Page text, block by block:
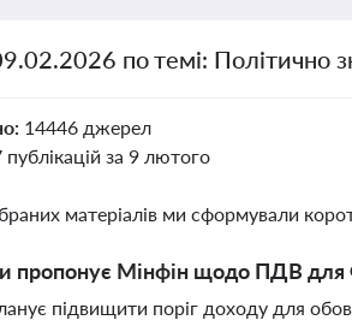
по темі: Політично
14446 джерел
публікацій за 9 лютого
матеріалів ми сформували
пропонує Мінфін щодо ПДВ
підвищити поріг доходу для